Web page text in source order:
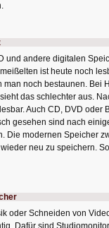
und andere digitalen
ist heute noch
man noch bestaunen. Bei
das schlechter aus.
Auch CD, DVD oder
gesehen sind nach
Die modernen Speicher
neu zu speichern.
oder Schneiden von
Dafür sind